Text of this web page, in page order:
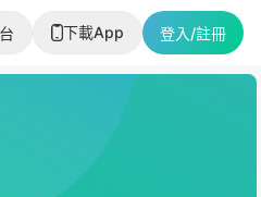
下載App 登入/註冊